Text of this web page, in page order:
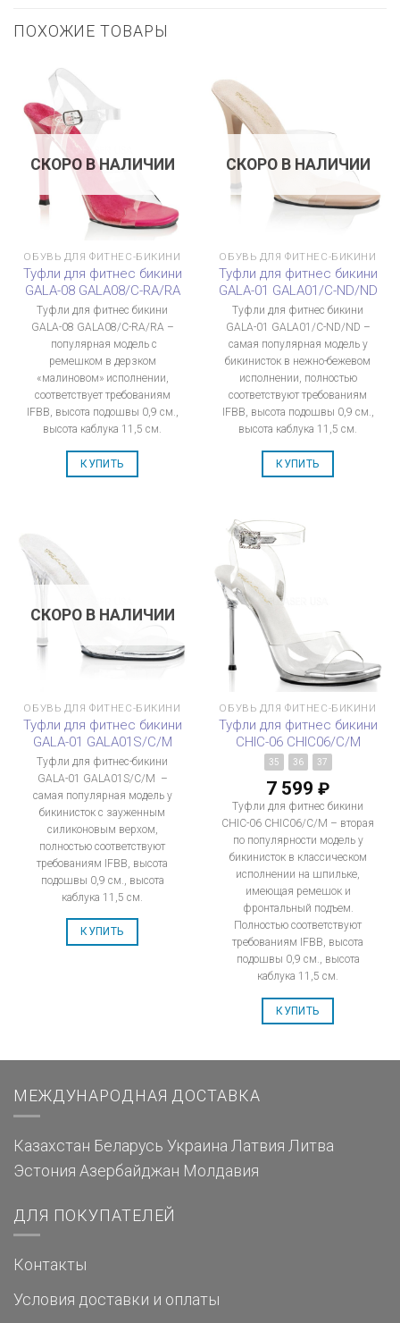
ПОХОЖИЕ ТОВАРЫ
СКОРО В НАЛИЧИИ
ОБУВЬ ДЛЯ ФИТНЕС-БИКИНИ
Туфли для фитнес бикини
GALA-08 GALA08/C-RA/RA
Туфли для фитнес бикини
GALA-08 GALA08/C-RA/RA –
популярная модель с
ремешком в дерзком
«малиновом» исполнении,
соответствует требованиям
IFBB, высота подошвы 0,9 см.,
высота каблука 11,5 см.
КУПИТЬ
СКОРО В НАЛИЧИИ
ОБУВЬ ДЛЯ ФИТНЕС-БИКИНИ
Туфли для фитнес бикини
GALA-01 GALA01/C-ND/ND
Туфли для фитнес бикини
GALA-01 GALA01/C-ND/ND –
самая популярная модель у
бикинисток в нежно-бежевом
исполнении, полностью
соответствуют требованиям
IFBB, высота подошвы 0,9 см.,
высота каблука 11,5 см.
КУПИТЬ
СКОРО В НАЛИЧИИ
ОБУВЬ ДЛЯ ФИТНЕС-БИКИНИ
Туфли для фитнес бикини
GALA-01 GALA01S/C/M
Туфли для фитнес-бикини
GALA-01 GALA01S/C/M –
самая популярная модель у
бикинисток с зауженным
силиконовым верхом,
полностью соответствуют
требованиям IFBB, высота
подошвы 0,9 см., высота
каблука 11,5 см.
КУПИТЬ
ОБУВЬ ДЛЯ ФИТНЕС-БИКИНИ
Туфли для фитнес бикини
CHIC-06 CHIC06/C/M
35 36 37
7 599 ₽
Туфли для фитнес бикини
CHIC-06 CHIC06/C/M – вторая
по популярности модель у
бикинисток в классическом
исполнении на шпильке,
имеющая ремешок и
фронтальный подъем.
Полностью соответствуют
требованиям IFBB, высота
подошвы 0,9 см., высота
каблука 11,5 см.
КУПИТЬ
МЕЖДУНАРОДНАЯ ДОСТАВКА
Казахстан Беларусь Украина Латвия Литва
Эстония Азербайджан Молдавия
ДЛЯ ПОКУПАТЕЛЕЙ
Контакты
Условия доставки и оплаты